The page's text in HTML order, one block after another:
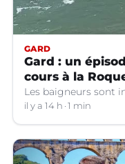
GARD
Gard : un
cours à la
Les baigneurs sont
il y a 14 h 1 min